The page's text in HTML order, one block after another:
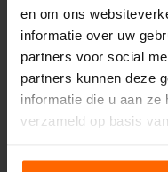
en om ons
informatie over uw
partners voor social
partners kunnen deze
informatie die u aan
verzameld op basis
Dynamische
Overstapboete